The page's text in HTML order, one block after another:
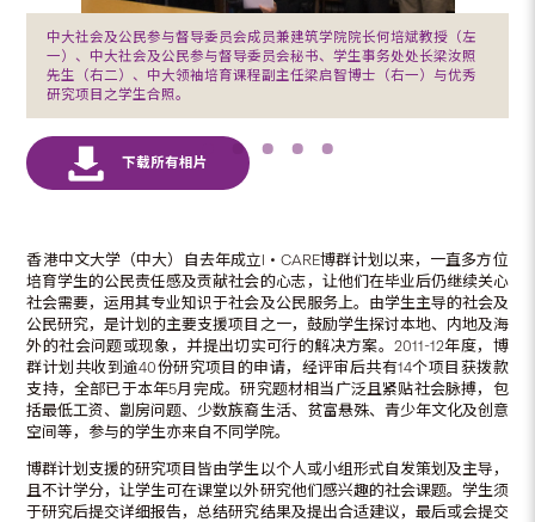
中大社会及公民参与督导委员会成员兼建筑学院院长何培斌教授（左
一）、中大社会及公民参与督导委员会秘书、学生事务处处长梁汝照
先生（右二）、中大领袖培育课程副主任梁启智博士（右一）与优秀
研究项目之学生合照。
香港中文大学（中大）自去年成立I‧CARE博群计划以来，一直多方位
培育学生的公民责任感及贡献社会的心志，让他们在毕业后仍继续关心
社会需要，运用其专业知识于社会及公民服务上。由学生主导的社会及
公民研究，是计划的主要支援项目之一，鼓励学生探讨本地、内地及海
外的社会问题或现象，并提出切实可行的解决方案。2011-12年度，博
群计划共收到逾40份研究项目的申请，经评审后共有14个项目获拨款
支持，全部已于本年5月完成。研究题材相当广泛且紧贴社会脉搏，包
括最低工资、劏房问题、少数族裔生活、贫富悬殊、青少年文化及创意
空间等，参与的学生亦来自不同学院。
博群计划支援的研究项目皆由学生以个人或小组形式自发策划及主导，
且不计学分，让学生可在课堂以外研究他们感兴趣的社会课题。学生须
于研究后提交详细报告，总结研究结果及提出合适建议，最后或会提交